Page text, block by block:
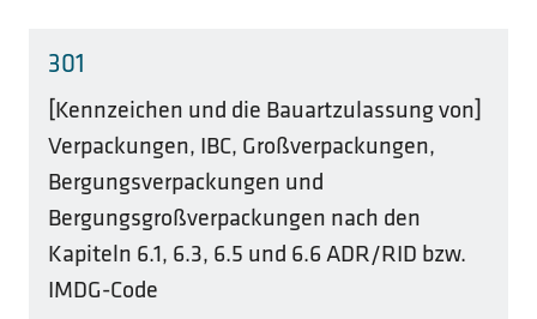
301
[Kennzeichen und die Bauartzulassung von]
Verpackungen, IBC, Großverpackungen,
Bergungsverpackungen und
Bergungsgroßverpackungen nach den
Kapiteln 6.1, 6.3, 6.5 und 6.6 ADR/RID bzw.
IMDG-Code